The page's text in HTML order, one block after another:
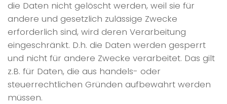
die Daten nicht gelöscht werden, weil sie für
andere und gesetzlich zulässige Zwecke
erforderlich sind, wird deren Verarbeitung
eingeschränkt. D.h. die Daten werden gesperrt
und nicht für andere Zwecke verarbeitet. Das gilt
z.B. für Daten, die aus handels- oder
steuerrechtlichen Gründen aufbewahrt werden
müssen.